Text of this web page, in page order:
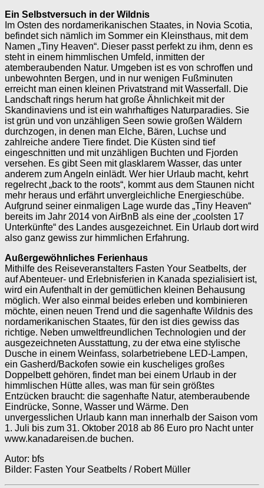
Ein Selbstversuch in der Wildnis
Im Osten des nordamerikanischen Staates, in Novia Scotia,
befindet sich nämlich im Sommer ein Kleinsthaus, mit dem
Namen „Tiny Heaven“. Dieser passt perfekt zu ihm, denn es
steht in einem himmlischen Umfeld, inmitten der
atemberaubenden Natur. Umgeben ist es von schroffen und
unbewohnten Bergen, und in nur wenigen Fußminuten
erreicht man einen kleinen Privatstrand mit Wasserfall. Die
Landschaft rings herum hat große Ähnlichkeit mit der
Skandinaviens und ist ein wahrhaftiges Naturparadies. Sie
ist grün und von unzähligen Seen sowie großen Wäldern
durchzogen, in denen man Elche, Bären, Luchse und
zahlreiche andere Tiere findet. Die Küsten sind tief
eingeschnitten und mit unzähligen Buchten und Fjorden
versehen. Es gibt Seen mit glasklarem Wasser, das unter
anderem zum Angeln einlädt. Wer hier Urlaub macht, kehrt
regelrecht „back to the roots“, kommt aus dem Staunen nicht
mehr heraus und erfährt unvergleichliche Energieschübe.
Aufgrund seiner einmaligen Lage wurde das „Tiny Heaven“
bereits im Jahr 2014 von AirBnB als eine der „coolsten 17
Unterkünfte“ des Landes ausgezeichnet. Ein Urlaub dort wird
also ganz gewiss zur himmlichen Erfahrung.
Außergewöhnliches Ferienhaus
Mithilfe des Reiseveranstalters Fasten Your Seatbelts, der
auf Abenteuer- und Erlebnisferien in Kanada spezialisiert ist,
wird ein Aufenthalt in der gemütlichen kleinen Behausung
möglich. Wer also einmal beides erleben und kombinieren
möchte, einen neuen Trend und die sagenhafte Wildnis des
nordamerikanischen Staates, für den ist dies gewiss das
richtige. Neben umweltfreundlichen Technologien und der
ausgezeichneten Ausstattung, zu der etwa eine stylische
Dusche in einem Weinfass, solarbetriebene LED-Lampen,
ein Gasherd/Backofen sowie ein kuscheliges großes
Doppelbett gehören, findet man bei einem Urlaub in der
himmlischen Hütte alles, was man für sein größtes
Entzücken braucht: die sagenhafte Natur, atemberaubende
Eindrücke, Sonne, Wasser und Wärme. Den
unvergesslichen Urlaub kann man innerhalb der Saison vom
1. Juli bis zum 31. Oktober 2018 ab 86 Euro pro Nacht unter
www.kanadareisen.de buchen.
Autor: bfs
Bilder: Fasten Your Seatbelts / Robert Müller